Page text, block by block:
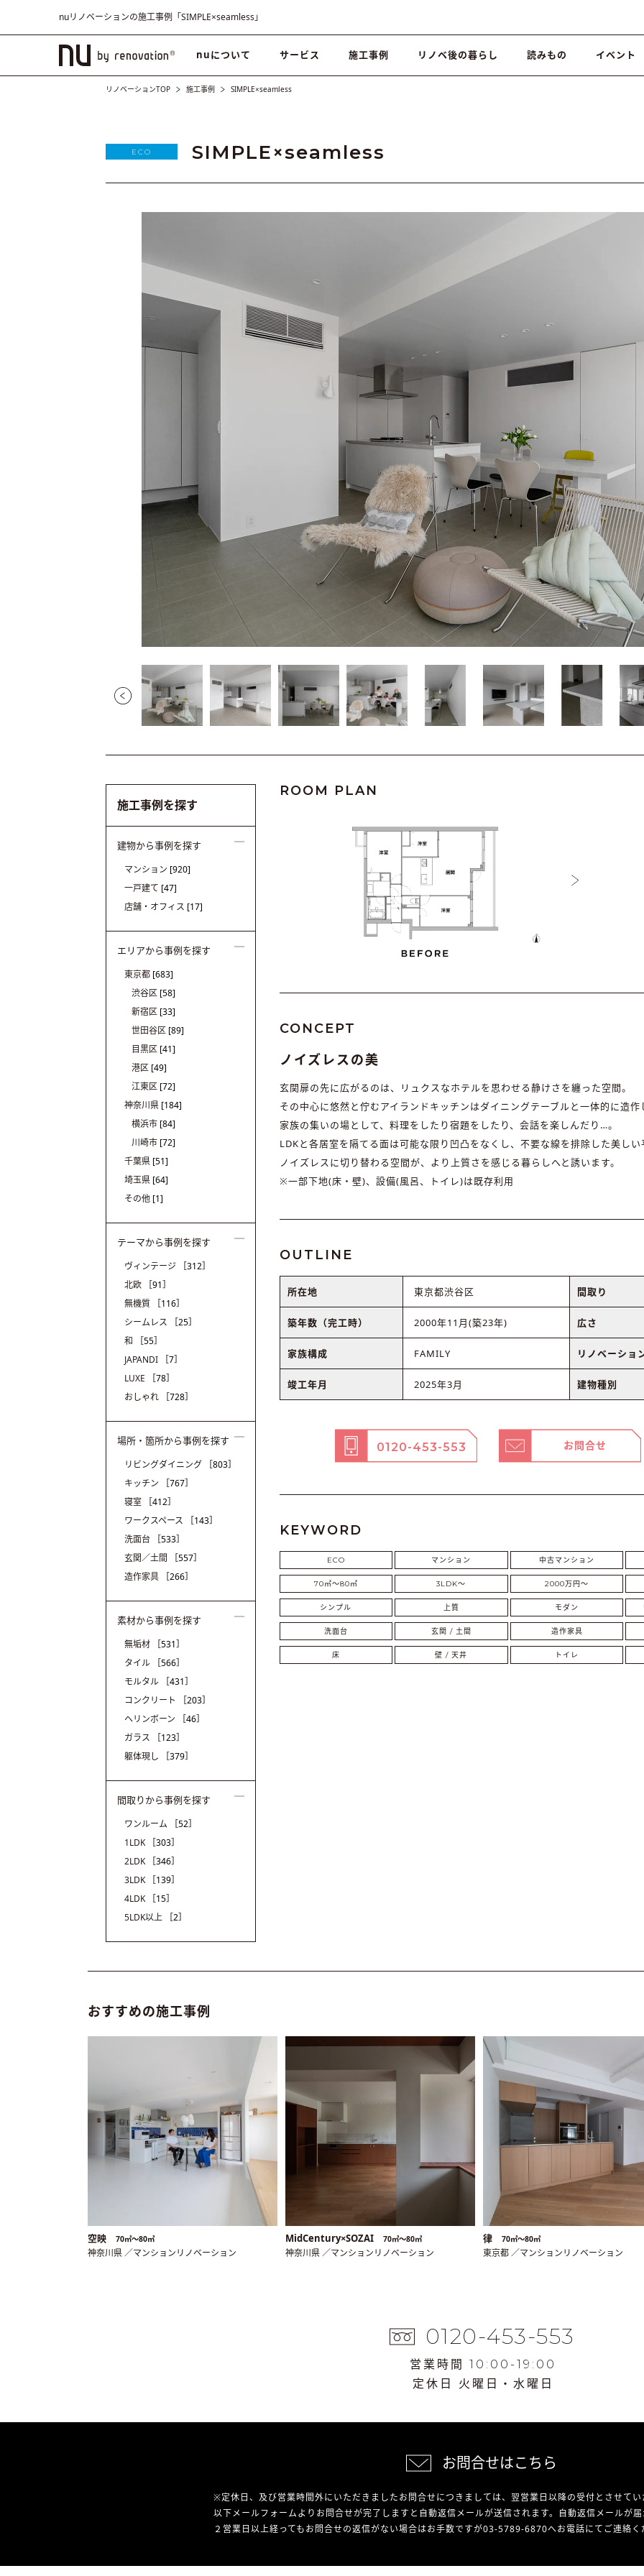
nuリノベーションの施工事例「SIMPLE×seamless」
nuについて サービス 施工事例 リノベ後の暮らし 読みもの イベント
リノベーションTOP 施工事例 SIMPLE×seamless
ECO SIMPLE×seamless
ROOM PLAN
CONCEPT
ノイズレスの美
玄関扉の先に広がるのは、リュクスなホテルを思わせる静けさを纏った空間。
その中心に悠然と佇むアイランドキッチンはダイニングテーブルと一体的に造作
家族の集いの場として、料理をしたり宿題をしたり、会話を楽しんだり…。
LDKと各居室を隔てる面は可能な限り凹凸をなくし、不要な線を排除した美しい
ノイズレスに切り替わる空間が、より上質さを感じる暮らしへと誘います。
※一部下地(床・壁)、設備(風呂、トイレ)は既存利用
OUTLINE
所在地 東京都渋谷区 間取り
築年数（完工時） 2000年11月(築23年) 広さ
家族構成 FAMILY リノベーショ
竣工年月 2025年3月 建物種別
0120-453-553 お問合せ
KEYWORD
ECO マンション 中古マンション
70㎡〜80㎡ 3LDK〜 2000万円〜
シンプル 上質 モダン
洗面台 玄関 / 土間 造作家具
床 壁 / 天井 トイレ
施工事例を探す
建物から事例を探す
マンション [920]
一戸建て [47]
店舗・オフィス [17]
エリアから事例を探す
東京都 [683]
渋谷区 [58]
新宿区 [33]
世田谷区 [89]
目黒区 [41]
港区 [49]
江東区 [72]
神奈川県 [184]
横浜市 [84]
川崎市 [72]
千葉県 [51]
埼玉県 [64]
その他 [1]
テーマから事例を探す
ヴィンテージ
［312］
北欧
［91］
無機質
［116］
シームレス
［25］
和
［55］
JAPANDI
［7］
LUXE
［78］
おしゃれ
［728］
場所・箇所から事例を探す
リビングダイニング
［803］
キッチン
［767］
寝室
［412］
ワークスペース
［143］
洗面台
［533］
玄関／土間
［557］
造作家具
［266］
素材から事例を探す
無垢材
［531］
タイル
［566］
モルタル
［431］
コンクリート
［203］
ヘリンボーン
［46］
ガラス
［123］
躯体現し
［379］
間取りから事例を探す
ワンルーム
［52］
1LDK
［303］
2LDK
［346］
3LDK
［139］
4LDK
［15］
5LDK以上
［2］
おすすめの施工事例
空映 70㎡〜80㎡
神奈川県 ／マンションリノベーション
MidCentury×SOZAI 70㎡〜80㎡
神奈川県 ／マンションリノベーション
律 70㎡〜80㎡
東京都 ／マンションリノベーション
0120-453-553
営業時間 10:00-19:00
定休日 火曜日・水曜日
お問合せはこちら
※定休日、及び営業時間外にいただきましたお問合せにつきましては、翌営業日以降の受付とさせてい
以下メールフォームよりお問合せが完了しますと自動返信メールが送信されます。自動返信メールが届
２営業日以上経ってもお問合せの返信がない場合はお手数ですが03-5789-6870へお電話にてご連絡く